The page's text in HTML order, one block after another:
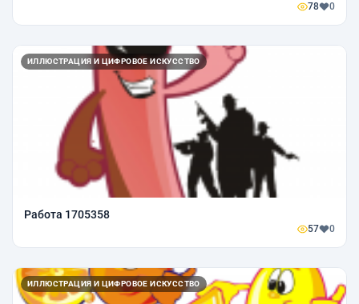
78 0
ИЛЛЮСТРАЦИЯ И ЦИФРОВОЕ ИСКУССТВО
Работа 1705358
57 0
ИЛЛЮСТРАЦИЯ И ЦИФРОВОЕ ИСКУССТВО